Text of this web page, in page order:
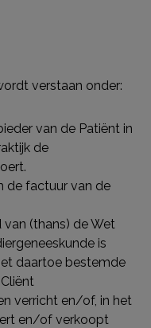
verstaan onder:
van de Patiënt in
de
de factuur van de
(thans) de Wet
is
daartoe bestemde
verricht en/of, in het
en/of verkoopt